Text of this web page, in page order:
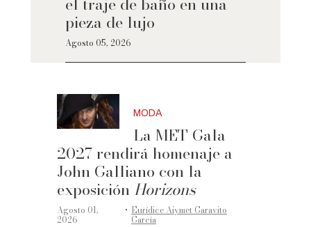
pieza de lujo
Agosto 05, 2026
MODA
La MET Gala
2027 rendirá homenaje a
John Galliano con la
exposición Horizons
Agosto 01,
2026 ·Eurídice Aiymet Garavito
García